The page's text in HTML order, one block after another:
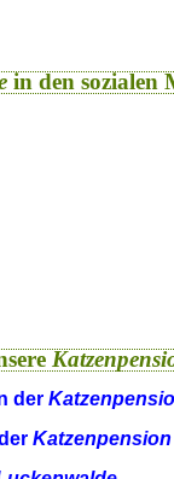
in den sozialen
der